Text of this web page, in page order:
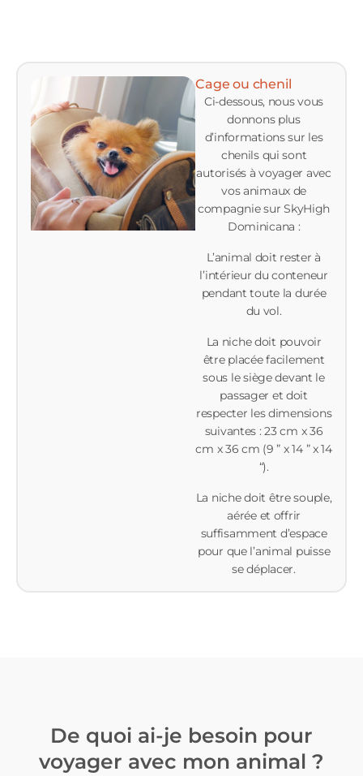
Cage ou chenil
Ci-dessous, nous vous
donnons plus
d’informations sur les
chenils qui sont
autorisés à voyager avec
vos animaux de
compagnie sur SkyHigh
Dominicana :
L’animal doit rester à
l’intérieur du conteneur
pendant toute la durée
du vol.
La niche doit pouvoir
être placée facilement
sous le siège devant le
passager et doit
respecter les dimensions
suivantes : 23 cm x 36
cm x 36 cm (9 ” x 14 ” x 14
“).
La niche doit être souple,
aérée et offrir
suffisamment d’espace
pour que l’animal puisse
se déplacer.
De quoi ai-je besoin pour
voyager avec mon animal ?